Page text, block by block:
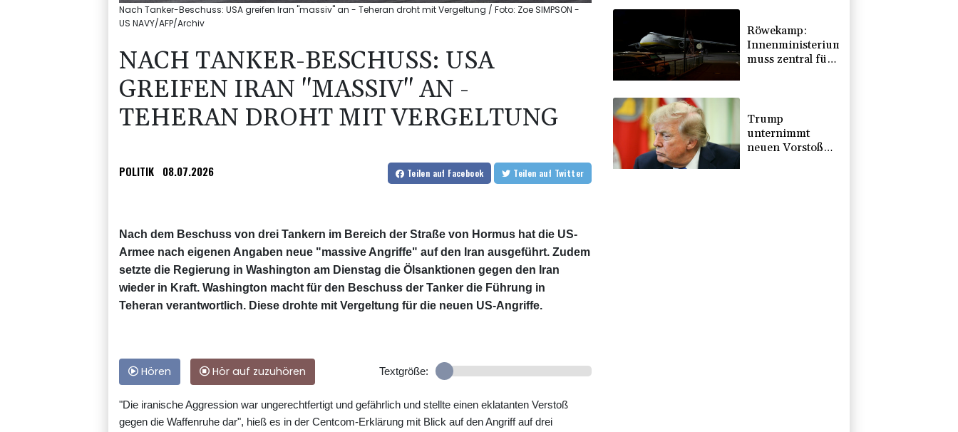
Nach Tanker-Beschuss: USA greifen Iran "massiv" an - Teheran droht mit Vergeltung / Foto: Zoe SIMPSON -
US NAVY/AFP/Archiv
NACH TANKER-BESCHUSS: USA
GREIFEN IRAN "MASSIV" AN -
TEHERAN DROHT MIT VERGELTUNG
POLITIK 08.07.2026 Teilen auf Facebook Teilen auf Twitter
Nach dem Beschuss von drei Tankern im Bereich der Straße von Hormus hat die US-
Armee nach eigenen Angaben neue "massive Angriffe" auf den Iran ausgeführt. Zudem
setzte die Regierung in Washington am Dienstag die Ölsanktionen gegen den Iran
wieder in Kraft. Washington macht für den Beschuss der Tanker die Führung in
Teheran verantwortlich. Diese drohte mit Vergeltung für die neuen US-Angriffe.
Hören Hör auf zuzuhören Textgröße:
"Die iranische Aggression war ungerechtfertigt und gefährlich und stellte einen eklatanten Verstoß
gegen die Waffenruhe dar", hieß es in der Centcom-Erklärung mit Blick auf den Angriff auf drei
Röwekamp:
Innenministerium
muss zentral für
Trump
unternimmt
neuen Vorstoß